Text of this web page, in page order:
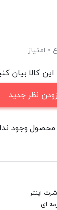
این کالا بیان
نظر جدید
وجود
اینتر
ای